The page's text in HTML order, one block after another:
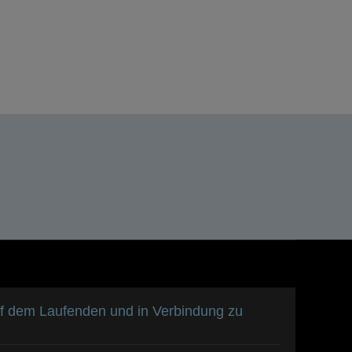
dem Laufenden und in Verbindung zu